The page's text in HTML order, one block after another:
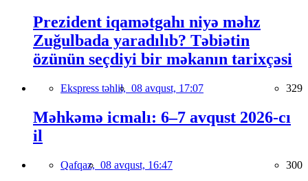
Prezident iqamətgahı niyə məhz
Zuğulbada yaradılıb? Təbiətin
özünün seçdiyi bir məkanın tarixçəsi
Ekspress təhlil, 08 avqust, 17:07 329
Məhkəmə icmalı: 6–7 avqust 2026-cı
il
Qafqaz, 08 avqust, 16:47 300